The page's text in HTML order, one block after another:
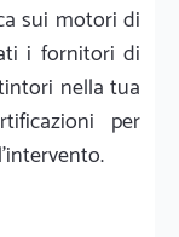
sui motori di
i fornitori di
nella tua
per